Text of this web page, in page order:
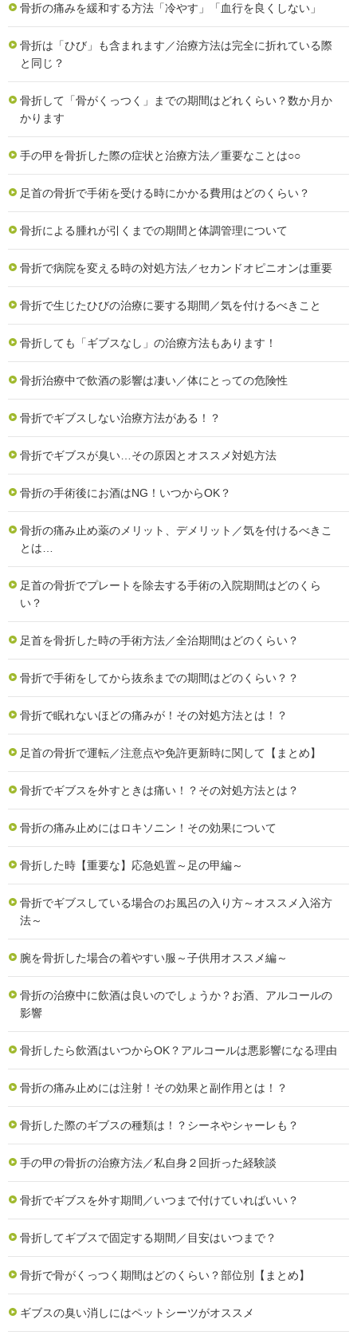
骨折の痛みを緩和する方法「冷やす」「血行を良くしない」
骨折は「ひび」も含まれます／治療方法は完全に折れている際
と同じ？
骨折して「骨がくっつく」までの期間はどれくらい？数か月か
かります
手の甲を骨折した際の症状と治療方法／重要なことは○○
足首の骨折で手術を受ける時にかかる費用はどのくらい？
骨折による腫れが引くまでの期間と体調管理について
骨折で病院を変える時の対処方法／セカンドオピニオンは重要
骨折で生じたひびの治療に要する期間／気を付けるべきこと
骨折しても「ギブスなし」の治療方法もあります！
骨折治療中で飲酒の影響は凄い／体にとっての危険性
骨折でギブスしない治療方法がある！？
骨折でギブスが臭い…その原因とオススメ対処方法
骨折の手術後にお酒はNG！いつからOK？
骨折の痛み止め薬のメリット、デメリット／気を付けるべきこ
とは…
足首の骨折でプレートを除去する手術の入院期間はどのくら
い？
足首を骨折した時の手術方法／全治期間はどのくらい？
骨折で手術をしてから抜糸までの期間はどのくらい？？
骨折で眠れないほどの痛みが！その対処方法とは！？
足首の骨折で運転／注意点や免許更新時に関して【まとめ】
骨折でギブスを外すときは痛い！？その対処方法とは？
骨折の痛み止めにはロキソニン！その効果について
骨折した時【重要な】応急処置～足の甲編～
骨折でギブスしている場合のお風呂の入り方～オススメ入浴方
法～
腕を骨折した場合の着やすい服～子供用オススメ編～
骨折の治療中に飲酒は良いのでしょうか？お酒、アルコールの
影響
骨折したら飲酒はいつからOK？アルコールは悪影響になる理由
骨折の痛み止めには注射！その効果と副作用とは！？
骨折した際のギブスの種類は！？シーネやシャーレも？
手の甲の骨折の治療方法／私自身２回折った経験談
骨折でギブスを外す期間／いつまで付けていればいい？
骨折してギブスで固定する期間／目安はいつまで？
骨折で骨がくっつく期間はどのくらい？部位別【まとめ】
ギブスの臭い消しにはペットシーツがオススメ